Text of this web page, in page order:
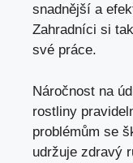
snadnější a
Zahradníci si
své práce.
Náročnost na
rostliny
problémům se
udržuje zdravý